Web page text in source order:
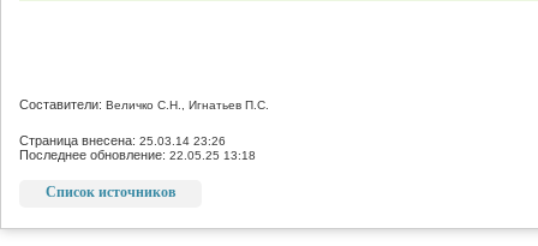
Составители: Величко С.Н., Игнатьев П.С.
Страница внесена: 25.03.14 23:26
Последнее обновление: 22.05.25 13:18
Список источников